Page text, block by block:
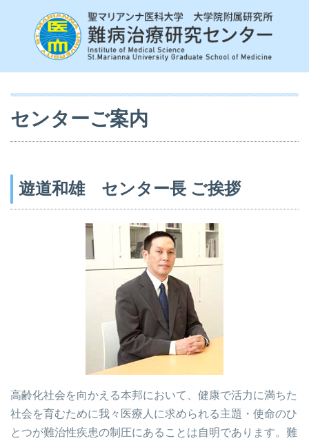
センターご案内
遊道和雄 センター長 ご挨拶
高齢化社会を向かえる本邦において、健康で活力に満ちた
社会を育むために我々医療人に求められる主題・使命のひ
とつが難治性疾患の制圧にあることは自明であります。難